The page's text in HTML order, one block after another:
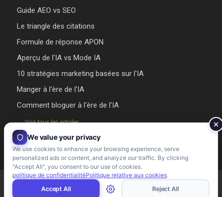
Guide AEO vs SEO
Le triangle des citations
Formule de réponse APON
Aperçu de l'IA vs Mode IA
10 stratégies marketing basées sur l'IA
Manger à l'ère de l'IA
Comment bloguer à l'ère de l'IA
→ Voir tous les articles
Agence Riman 2026 - Conçu et développé par l'Agence Riman
We value your privacy
We use cookies to enhance your browsing experience, serve
personalized ads or content, and analyze our traffic. By clicking
"Accept All", you consent to our use of cookies.
politique de confidentialitéPolitique relative aux cookies
Accept All
Reject All